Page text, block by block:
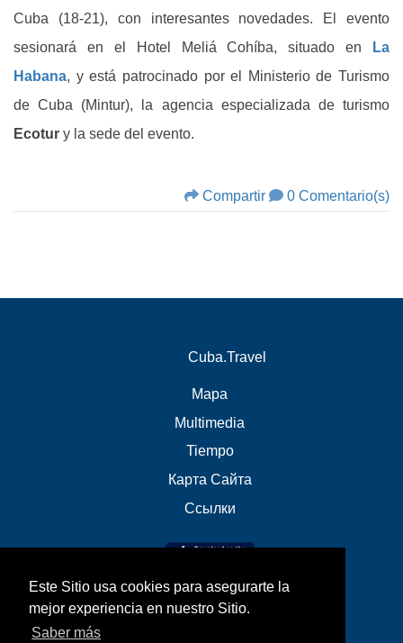
Este Sitio usa cookies para asegurarte la
mejor experiencia en nuestro Sitio.
Saber más
Cuba (18-21), con interesantes novedades. El evento
sesionará en el Hotel Meliá Cohíba, situado en
La
Habana, y está patrocinado por el Ministerio de Turismo
de Cuba (Mintur), la agencia especializada de turismo
Ecotur y la sede del evento.
Compartir 0 Comentario(s)
Cuba.Travel
Mapa
Multimedia
Tiempo
Карта Сайта
Ссылки